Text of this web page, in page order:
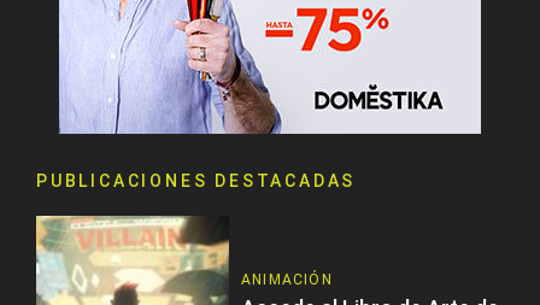
PUBLICACIONES DESTACADAS
ANIMACIÓN